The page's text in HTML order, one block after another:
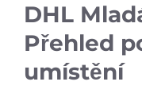
DHL
Přehled
umístění